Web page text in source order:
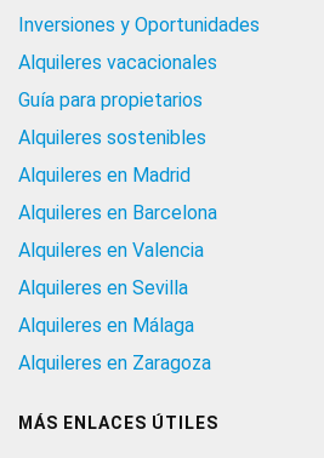
Inversiones y Oportunidades
Alquileres vacacionales
Guía para propietarios
Alquileres sostenibles
Alquileres en Madrid
Alquileres en Barcelona
Alquileres en Valencia
Alquileres en Sevilla
Alquileres en Málaga
Alquileres en Zaragoza
MÁS ENLACES ÚTILES